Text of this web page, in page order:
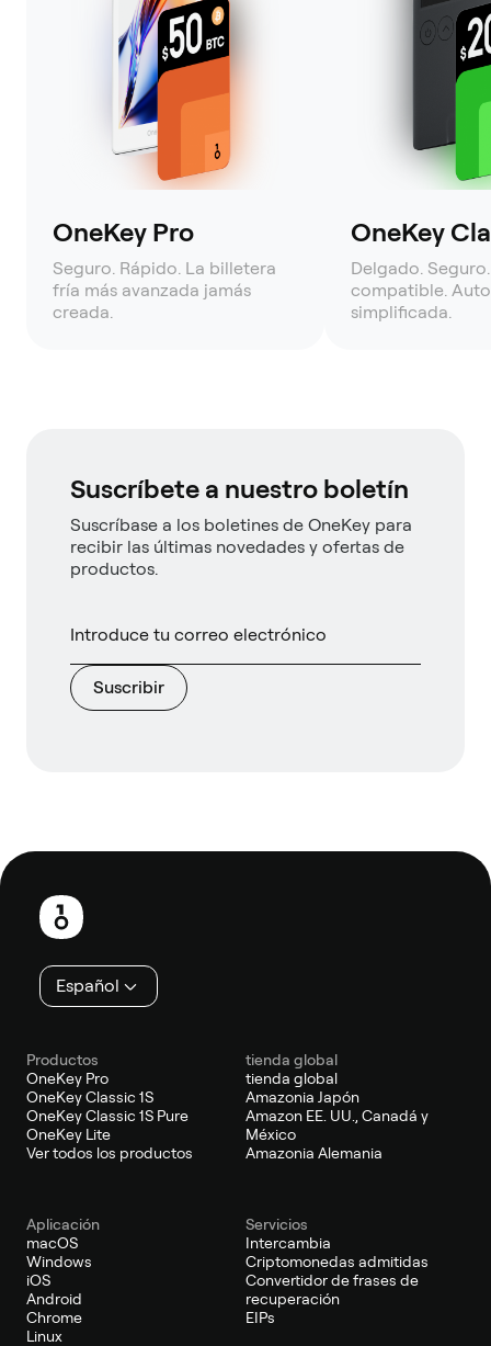
OneKey Pro
Seguro. Rápido. La billetera
fría más avanzada jamás
creada.
OneKey
Delgado.
compatible.
simplificada.
Suscríbete a nuestro boletín
Suscríbase a los boletines de OneKey para
recibir las últimas novedades y ofertas de
productos.
Suscribir
Pie
página
Español
Productos
OneKey Pro
OneKey Classic 1S
OneKey Classic 1S Pure
OneKey Lite
Ver todos los productos
tienda global
tienda global
Amazonia Japón
Amazon EE. UU., Canadá y
México
Amazonia Alemania
Aplicación
macOS
Windows
iOS
Android
Chrome
Linux
Servicios
Intercambia
Criptomonedas admitidas
Convertidor de frases de
recuperación
EIPs